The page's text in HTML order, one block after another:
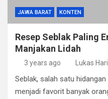
JAWA BARAT KONTEN
Resep Seblak Paling
Manjakan Lidah
3 years ago Lukas
Seblak, salah satu
menjadi favorit banyak